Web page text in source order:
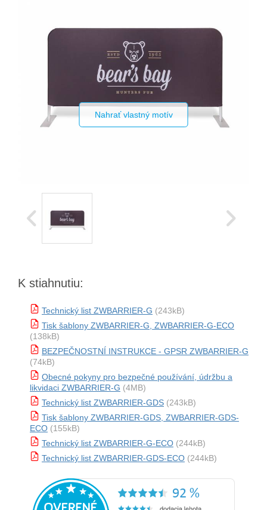
Nahrať vlastný motív
K stiahnutiu:
Technický list ZWBARRIER-G (243kB)
Tisk šablony ZWBARRIER-G, ZWBARRIER-G-ECO
(138kB)
BEZPEČNOSTNÍ INSTRUKCE - GPSR ZWBARRIER-G
(74kB)
Obecné pokyny pro bezpečné používání, údržbu a
likvidaci ZWBARRIER-G (4MB)
Technický list ZWBARRIER-GDS (243kB)
Tisk šablony ZWBARRIER-GDS, ZWBARRIER-GDS-
ECO (155kB)
Technický list ZWBARRIER-G-ECO (244kB)
Technický list ZWBARRIER-GDS-ECO (244kB)